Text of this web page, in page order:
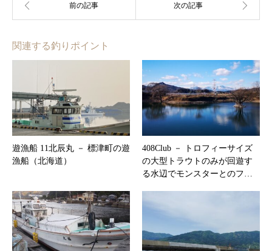
関連する釣りポイント
遊漁船 11北辰丸 － 標津町の遊
漁船（北海道）
408Club － トロフィーサイズ
の大型トラウトのみが回遊す
る水辺でモンスターとのフ…